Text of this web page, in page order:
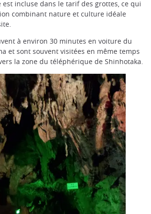
est incluse dans le tarif des grottes, ce qui
combinant nature et culture idéale
à environ 30 minutes en voiture du
et sont souvent visitées en même temps
la zone du téléphérique de Shinhotaka.